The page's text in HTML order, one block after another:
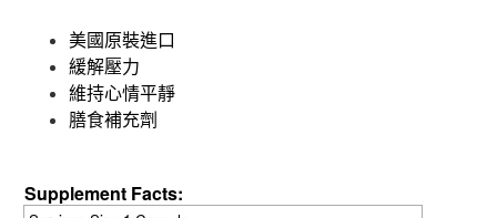
美國原裝進口
緩解壓力
維持心情平靜
膳食補充劑
Supplement Facts: